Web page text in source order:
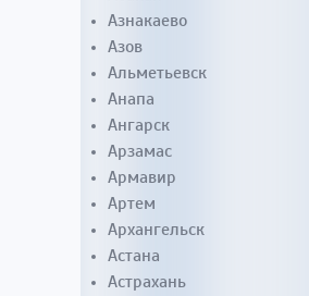
Азнакаево
Азов
Альметьевск
Анапа
Ангарск
Арзамас
Армавир
Артем
Архангельск
Астана
Астрахань